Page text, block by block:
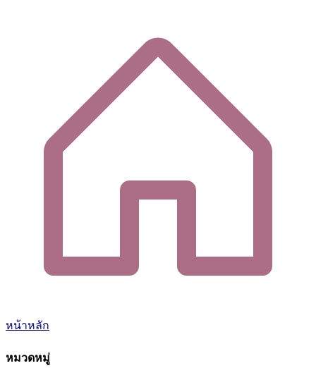
หน้าหลัก
หมวดหมู่